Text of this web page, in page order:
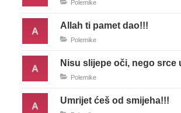
Polemike
Allah ti pamet dao!!!
Polemike
Nisu slijepe oči, nego srce
Polemike
Umrijet ćeš od smijeha!!!